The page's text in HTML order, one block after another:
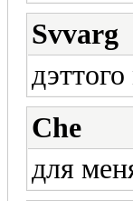
Svvarg
Che
для